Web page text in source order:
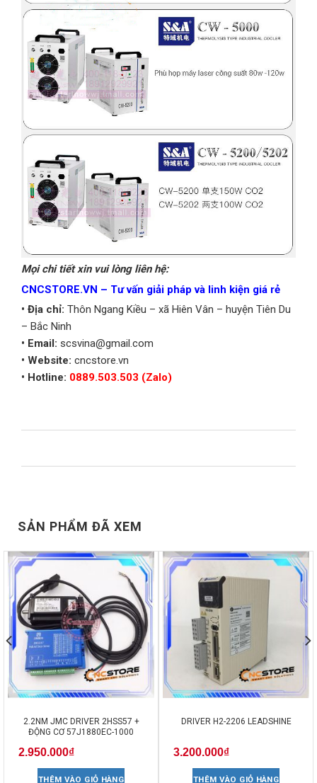
Mọi chi tiết xin vui lòng liên hệ:
CNCSTORE.VN – Tư vấn giải pháp và linh kiện giá rẻ
• Địa chỉ: Thôn Ngang Kiều – xã Hiên Vân – huyện Tiên Du
– Bắc Ninh
• Email: scsvina@gmail.com
• Website: cncstore.vn
• Hotline: 0889.503.503 (Zalo)
SẢN PHẨM ĐÃ XEM
2.2NM JMC DRIVER 2HSS57 +
ĐỘNG CƠ 57J1880EC-1000
2.950.000₫
THÊM VÀO GIỎ HÀNG
DRIVER H2-2206 LEADSHINE
3.200.000₫
THÊM VÀO GIỎ HÀNG